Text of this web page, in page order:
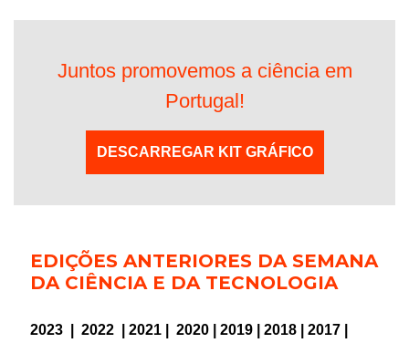
Juntos promovemos a ciência em
Portugal!
DESCARREGAR KIT GRÁFICO
EDIÇÕES ANTERIORES DA SEMANA
DA CIÊNCIA E DA TECNOLOGIA
2023 2022 2021 2020 2019 2018 2017